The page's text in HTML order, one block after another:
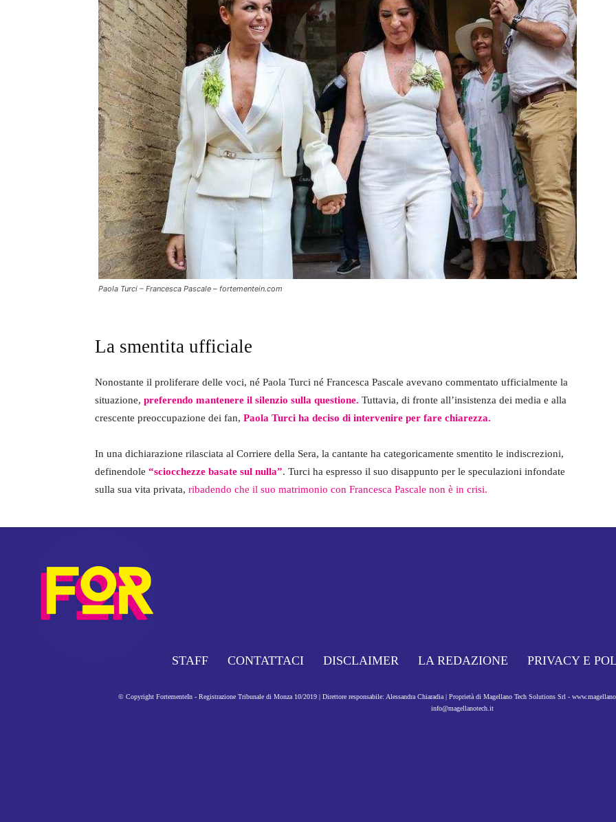
Paola Turci – Francesca Pascale – fortementein.com
La smentita ufficiale
Nonostante il proliferare delle voci, né Paola Turci né Francesca Pascale avevano commentato ufficialmente la
situazione, preferendo mantenere il silenzio sulla questione. Tuttavia, di fronte all’insistenza dei media e alla
crescente preoccupazione dei fan, Paola Turci ha deciso di intervenire per fare chiarezza.
In una dichiarazione rilasciata al Corriere della Sera, la cantante ha categoricamente smentito le indiscrezioni,
definendole “sciocchezze basate sul nulla”. Turci ha espresso il suo disappunto per le speculazioni infondate
sulla sua vita privata, ribadendo che il suo matrimonio con Francesca Pascale non è in crisi.
STAFF CONTATTACI DISCLAIMER LA REDAZIONE PRIVACY E
© Copyright FortementeIn - Registrazione Tribunale di Monza 10/2019 | Direttore responsabile: Alessandra Chiaradia | Proprietà di Magellano Tech Solutions Srl -
info@magellanotech.it